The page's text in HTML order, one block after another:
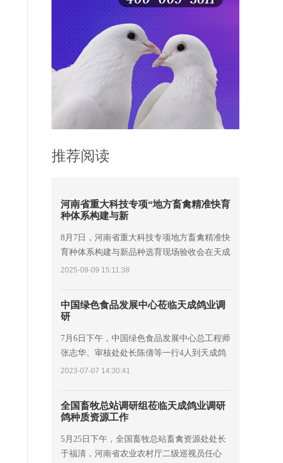
推荐阅读
河南省重大科技专项“地方畜禽精准快育
种体系构建与新
8月7日，河南省重大科技专项地方畜禽精准快
育种体系构建与新品种选育现场验收会在天成
鸽业召开。省科技厅二级巡视员陈昊，中国工
2025-08-09 15:11:38
中国绿色食品发展中心莅临天成鸽业调
研
7月6日下午，中国绿色食品发展中心总工程师
张志华、审核处处长陈倩等一行4人到天成鸽
业对绿色食品全程质量控制进行调研，河南省
2023-07-07 14:30:41
全国畜牧总站调研组莅临天成鸽业调研
鸽种质资源工作
5月25日下午，全国畜牧总站畜禽资源处处长
于福清，河南省农业农村厅二级巡视员任心